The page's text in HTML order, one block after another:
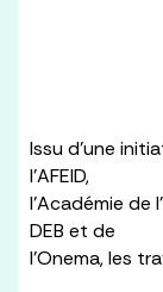
Issu d’une
l’AFEID,
l’Académie de
DEB et de
l’Onema, les